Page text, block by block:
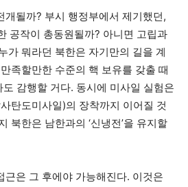
개될까? 부시 행정부에서 제기했던,
공작이 총동원될까? 아니면 고립과
가 뭐라던 북한은 자기만의 길을 계
족할만한 수준의 핵 보유를 갖출 때
감행할 거다. 동시에 미사일 실험은
탄도미사일)의 장착까지 이어질 것
북한은 남한과의 ‘신냉전’을 유지할
근은 그 후에야 가능해진다. 이것은